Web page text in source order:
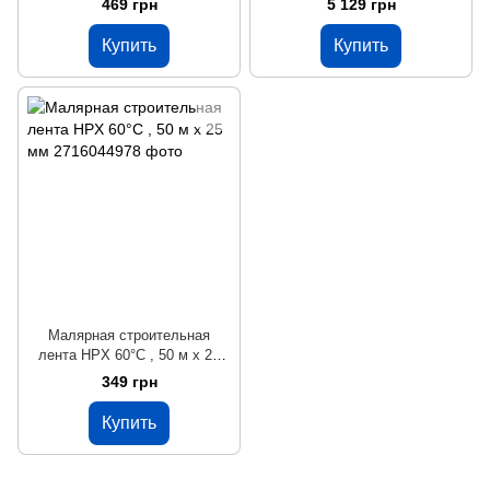
469 грн
Купить
5 129 грн
Купить
Малярная строительная
лента HPX 60°C , 50 м x 25
мм
349 грн
Купить